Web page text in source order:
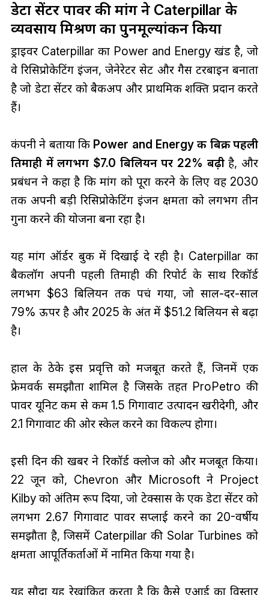
डेटा सेंटर पावर की मांग ने Caterpillar के
व्यवसाय मिश्रण का पुनर्मूल्यांकन किया
ड्राइवर Caterpillar का Power and Energy खंड है, जो
वे रिसिप्रोकेटिंग इंजन, जेनेरेटर सेट और गैस टरबाइन बनाता
है जो डेटा सेंटर को बैकअप और प्राथमिक शक्ति प्रदान करते
हैं।
कंपनी ने बताया कि Power and Energy की बिक्री पहली
तिमाही में लगभग $7.0 बिलियन पर 22% बढ़ीहै, और
प्रबंधन ने कहा है कि मांग को पूरा करने के लिए वह 2030
तक अपनी बड़ी रिसिप्रोकेटिंग इंजन क्षमता को लगभग तीन
गुना करने की योजना बना रहा है।
यह मांग ऑर्डर बुक में दिखाई दे रही है। Caterpillar का
बैकलॉग अपनी पहली तिमाही की रिपोर्ट के साथ रिकॉर्ड
लगभग $63 बिलियन तक पहुंच गया, जो साल-दर-साल
79% ऊपर है और 2025 के अंत में $51.2 बिलियन से बढ़ा
है।
हाल के ठेके इस प्रवृत्ति को मजबूत करते हैं, जिनमें एक
फ्रेमवर्क समझौता शामिल है जिसके तहत ProPetro की
पावर यूनिट कम से कम 1.5 गिगावाट उत्पादन खरीदेगी, और
2.1 गिगावाट की ओर स्केल करने का विकल्प होगा।
इसी दिन की खबर ने रिकॉर्ड क्लोज को और मजबूत किया।
22 जून को, Chevron और Microsoft ने Project
Kilby को अंतिम रूप दिया, जो टेक्सास के एक डेटा सेंटर को
लगभग 2.67 गिगावाट पावर सप्लाई करने का 20-वर्षीय
समझौता है, जिसमें Caterpillar की Solar Turbines को
क्षमता आपूर्तिकर्ताओं में नामित किया गया है।
यह सौदा यह रेखांकित करता है कि कैसे एआई का विस्तार